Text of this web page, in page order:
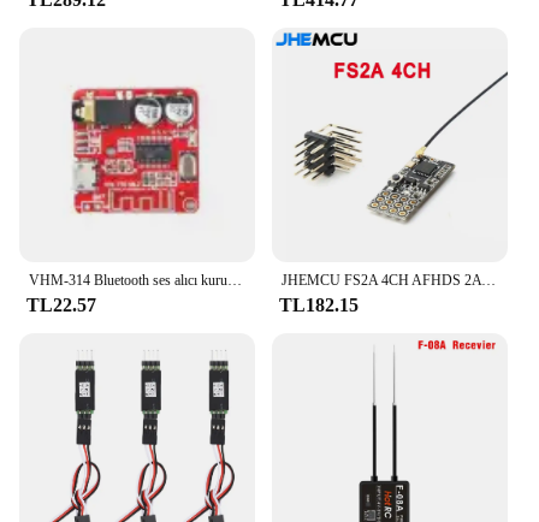
excellent option for vendors and suppliers looking
to provide their customers with a high-quality, yet
affordable solution. Its performance and property
are designed to last, making it a valuable addition to
any antenna setup. With its easy-to-use design and
durable construction, this plug is a must-have for
anyone looking to enhance their antenna system's
performance and longevity.
VHM-314 Bluetooth ses alıcı kurulu Bluetooth 5.0 MP3 kayıpsız dekoder kurulu kablosuz Stereo müzik modülü DIY elektronik kiti
TL22.57
JHEMCU FS2A 4CH AFHDS 2A Mini Uyumlu Alıcı PWM Çıkışı Flysky i6 i6X i6S/FS-i6 FS-i6X FS-i6S Verici
TL182.15